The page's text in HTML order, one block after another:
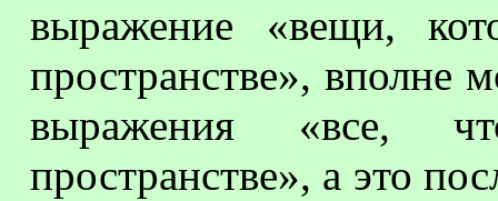
выражение «вещи,
пространстве», вполне
выражения «все,
пространстве», а это